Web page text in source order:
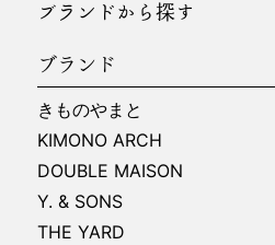
ブランドから探す
ブランド
きものやまと
KIMONO ARCH
DOUBLE MAISON
Y. & SONS
THE YARD